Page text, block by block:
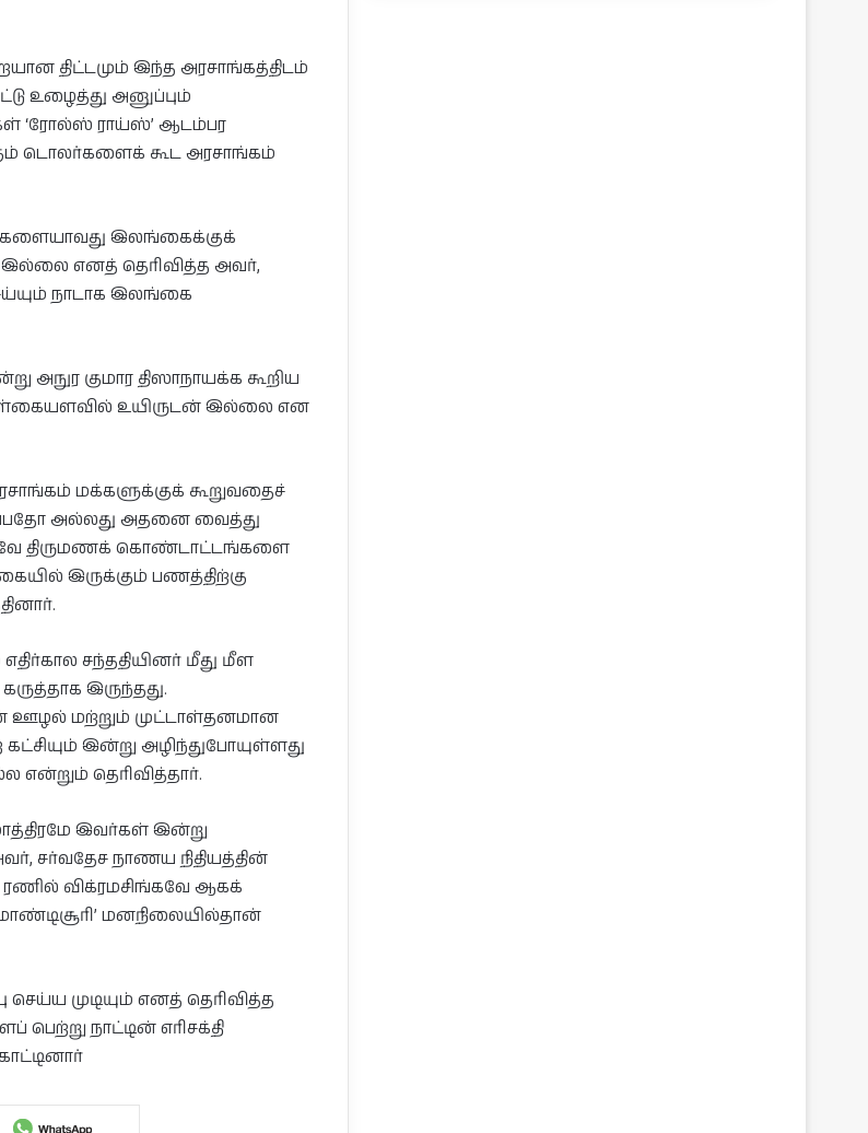
திட்டமும் இந்த அரசாங்கத்திடம்
உழைத்து அனுப்பும்
‘ரோல்ஸ் ராய்ஸ்’ ஆடம்பர
டொலர்களைக் கூட அரசாங்கம்
இலங்கைக்குக்
எனத் தெரிவித்த அவர்,
நாடாக இலங்கை
குமார திஸாநாயக்க கூறிய
உயிருடன் இல்லை என
மக்களுக்குக் கூறுவதைச்
அல்லது அதனை வைத்து
திருமணக் கொண்டாட்டங்களை
இருக்கும் பணத்திற்கு
சந்ததியினர் மீது மீள
இருந்தது.
ஊழல் மற்றும் முட்டாள்தனமான
கட்சியும் இன்று அழிந்துபோயுள்ளது
தெரிவித்தார்.
இவர்கள் இன்று
சர்வதேச நாணய நிதியத்தின்
விக்ரமசிங்கவே ஆகக்
மனநிலையில்தான்
முடியும் எனத் தெரிவித்த
பெற்று நாட்டின் எரிசக்தி